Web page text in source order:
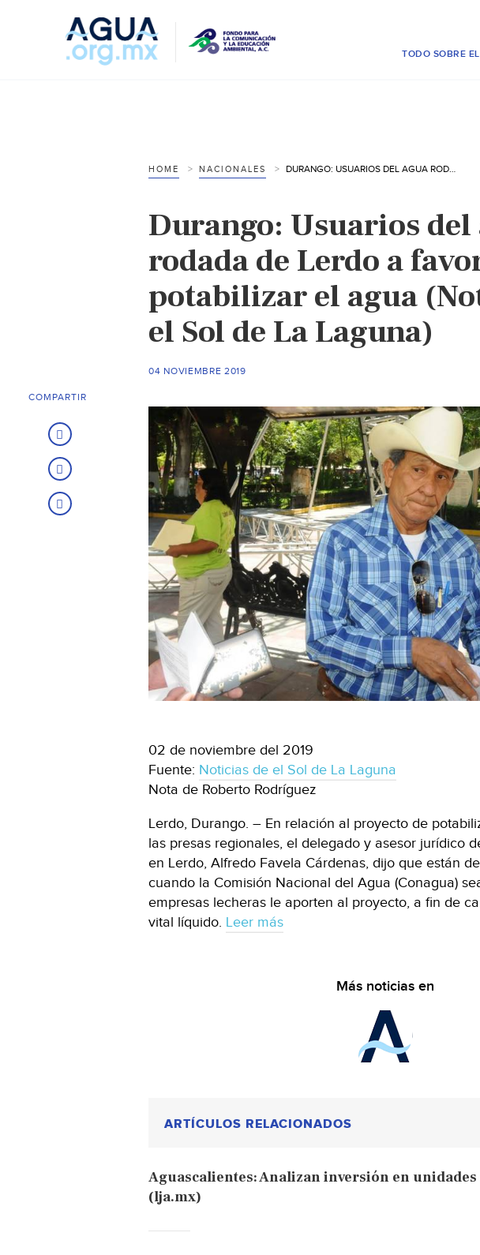
TODO SOBRE
HOME NACIONALES DURANGO: USUARIOS DEL AGUA RODADA DE LERDO A FAVOR DE POTABILIZAR EL AGUA (NOTICIAS DE EL SOL DE LA LAGUNA)
Durango: Usuarios del
rodada de Lerdo a
potabilizar el agua
el Sol de La Laguna)
04 NOVIEMBRE 2019
02 de noviembre del 2019
Fuente: Noticias de el Sol de La Laguna
Nota de Roberto Rodríguez
Lerdo, Durango. – En relación al proyecto de
las presas regionales, el delegado y asesor jurídico
en Lerdo, Alfredo Favela Cárdenas, dijo que están
cuando la Comisión Nacional del Agua (Conagua)
empresas lecheras le aporten al proyecto, a fin de
vital líquido. Leer más
Más noticias en
ARTÍCULOS RELACIONADOS
Aguascalientes: Analizan inversión en
(lja.mx)
COMPARTIR